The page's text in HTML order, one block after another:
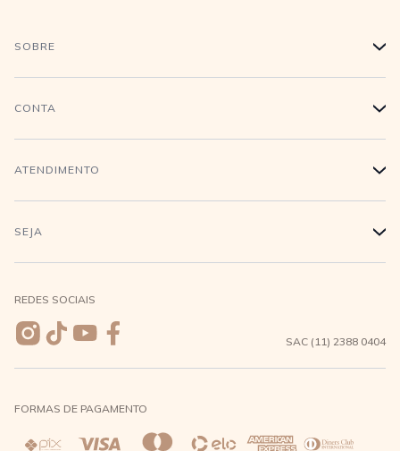
SOBRE +
História
Conecte-se
CONTA +
Login
Meus pedidos
Wishlist
ATENDIMENTO +
Compra Segura
Entrega e Frete
Trocas e Devoluções
Direito de Arrependimento
SEJA +
REDES SOCIAIS
SAC (11) 2388 0404
FORMAS DE PAGAMENTO